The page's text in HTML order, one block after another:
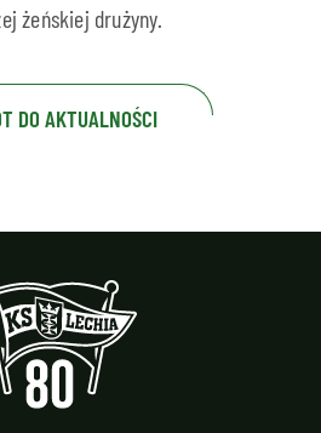
żeńskiej drużyny.
DO AKTUALNOŚCI